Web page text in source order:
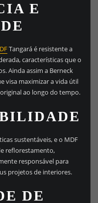
E
Tangará é resistente a
características que o
Ainda assim a Berneck
visa maximizar a vida útil
ao longo do tempo.
sustentáveis, e o MDF
reflorestamento,
responsável para
projetos de interiores.
DE